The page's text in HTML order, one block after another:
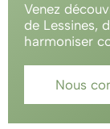
Venez
de Lessines,
harmoniser
Nous